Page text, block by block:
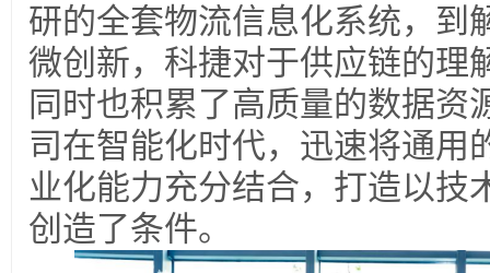
研的全套物流信息化系统，到
微创新，科捷对于供应链的理
同时也积累了高质量的数据资
司在智能化时代，迅速将通用
业化能力充分结合，打造以技
创造了条件。